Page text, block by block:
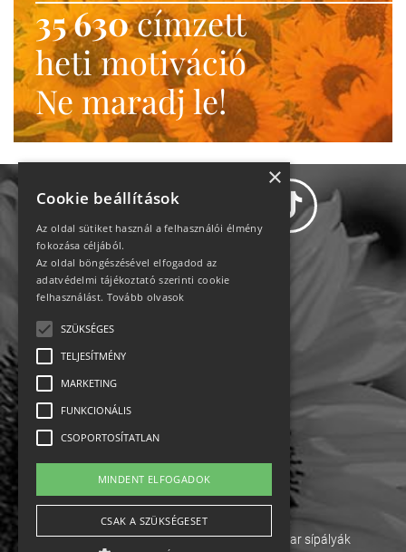
35 630címzett
heti motiváció
Ne maradj le!
Adatvédelem
Impresszum-kapcsolat
English
Ebike Osztrák sípályák Magyar sípályák
×
Cookie beállítások
Az oldal sütiket használ a felhasználói élmény
fokozása céljából.
Az oldal böngészésével elfogadod az
adatvédelmi tájékoztató szerinti cookie
felhasználást. Tovább olvasok
SZÜKSÉGES
TELJESÍTMÉNY
MARKETING
FUNKCIONÁLIS
CSOPORTOSÍTATLAN
MINDENT ELFOGADOK
CSAK A SZÜKSÉGESET